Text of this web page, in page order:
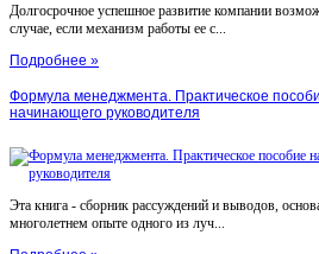
Долгосрочное успешное развитие компании
случае, если механизм работы ее с...
Подробнее »
Формула менеджмента. Практическое
начинающего руководителя
Эта книга - сборник рассуждений и выводов,
многолетнем опыте одного из луч...